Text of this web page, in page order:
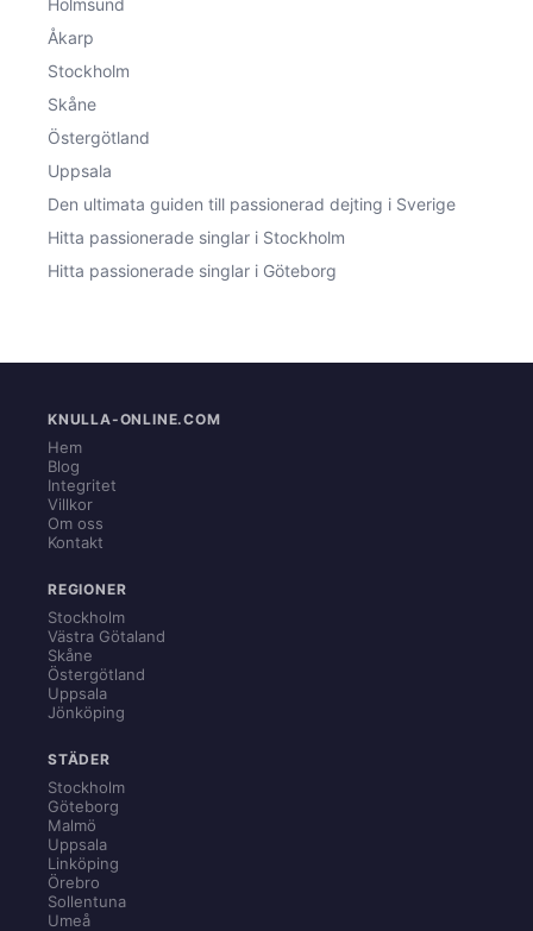
Åkarp
Stockholm
Skåne
Östergötland
Uppsala
Den ultimata guiden till passionerad dejting i Sverige
Hitta passionerade singlar i Stockholm
Hitta passionerade singlar i Göteborg
KNULLA-ONLINE.COM
Hem
Blog
Integritet
Villkor
Om oss
Kontakt
REGIONER
Stockholm
Västra Götaland
Skåne
Östergötland
Uppsala
Jönköping
STÄDER
Stockholm
Göteborg
Malmö
Uppsala
Linköping
Örebro
Sollentuna
Umeå